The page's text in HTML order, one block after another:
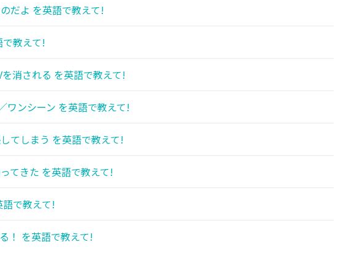
だよ を英語で教えて!
教えて!
消される を英語で教えて!
ワンシーン を英語で教えて!
てしまう を英語で教えて!
てきた を英語で教えて!
で教えて!
！ を英語で教えて!